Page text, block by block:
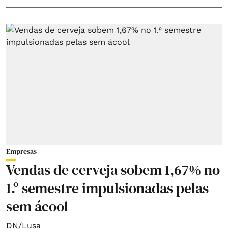
Empresas
Vendas de cerveja sobem 1,67% no
1.º semestre impulsionadas pelas
sem ácool
DN/Lusa